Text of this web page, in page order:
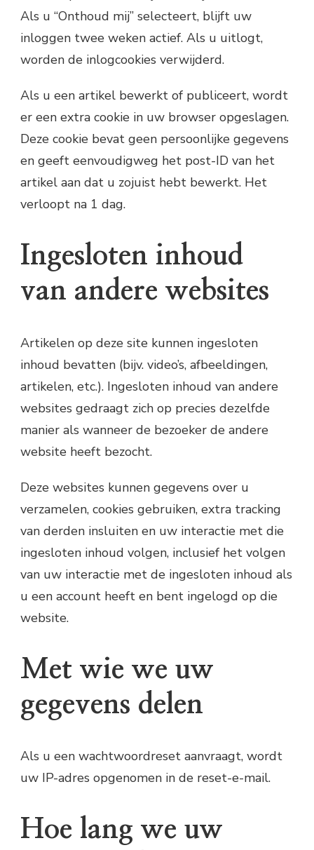
Als u “Onthoud mij” selecteert, blijft uw
inloggen twee weken actief. Als u uitlogt,
worden de inlogcookies verwijderd.
Als u een artikel bewerkt of publiceert, wordt
er een extra cookie in uw browser opgeslagen.
Deze cookie bevat geen persoonlijke gegevens
en geeft eenvoudigweg het post-ID van het
artikel aan dat u zojuist hebt bewerkt. Het
verloopt na 1 dag.
Ingesloten inhoud
van andere websites
Artikelen op deze site kunnen ingesloten
inhoud bevatten (bijv. video’s, afbeeldingen,
artikelen, etc.). Ingesloten inhoud van andere
websites gedraagt zich op precies dezelfde
manier als wanneer de bezoeker de andere
website heeft bezocht.
Deze websites kunnen gegevens over u
verzamelen, cookies gebruiken, extra tracking
van derden insluiten en uw interactie met die
ingesloten inhoud volgen, inclusief het volgen
van uw interactie met de ingesloten inhoud als
u een account heeft en bent ingelogd op die
website.
Met wie we uw
gegevens delen
Als u een wachtwoordreset aanvraagt, wordt
uw IP-adres opgenomen in de reset-e-mail.
Hoe lang we uw